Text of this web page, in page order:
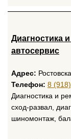
Диагностика
автосервис
Адрес:
Телефон: 8
Диагностика и
сход-развал,
шиномонтаж,